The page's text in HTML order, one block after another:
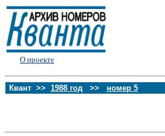
О проекте
Квант >> 1988 год >> номер 5